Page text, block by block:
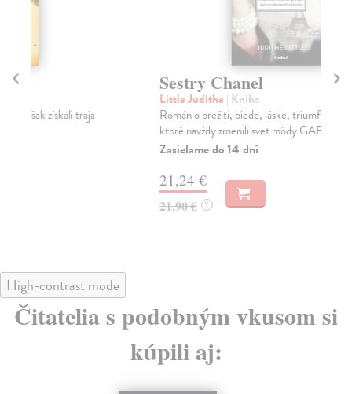
Román o prežití, biede, láske, triumfe – a o sestrách,
ktoré navždy zmenili svet módy GABRIELLE „COC...
High-contrast mode
Čitatelia s podobným vkusom si
kúpili aj: